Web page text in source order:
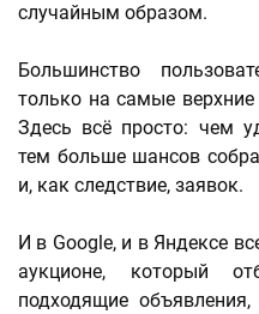
случайным образом.
Большинство
только на самые
Здесь всё просто: чем
тем больше шансов
и, как следствие, заявок.
И в Google, и в Яндексе
аукционе, который
подходящие